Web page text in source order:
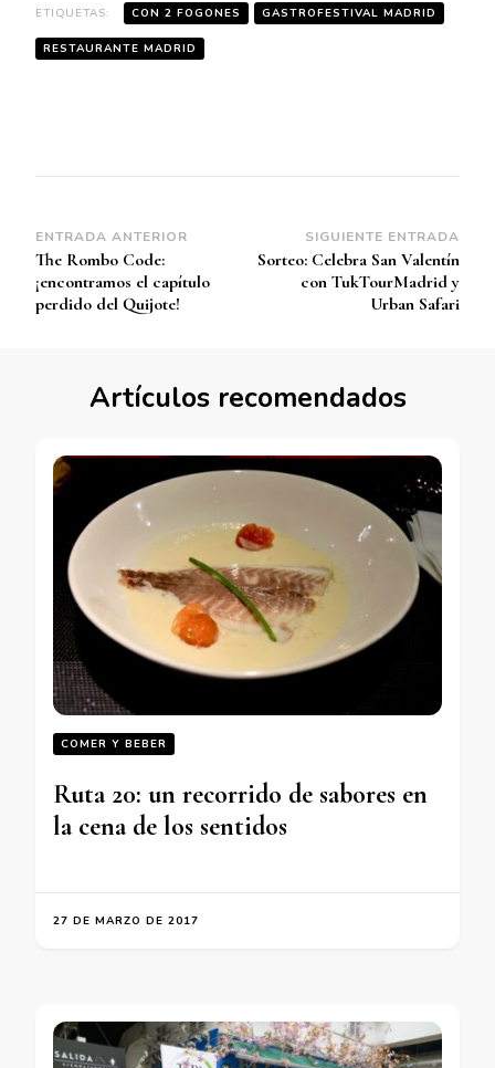
ETIQUETAS: CON 2 FOGONES GASTROFESTIVAL MADRID
RESTAURANTE MADRID
Navegación
de
entradas
ENTRADA ANTERIOR
The Rombo Code:
¡encontramos el capítulo
perdido del Quijote!
SIGUIENTE ENTRADA
Sorteo: Celebra San Valentín
con TukTourMadrid y
Urban Safari
Artículos recomendados
COMER Y BEBER
Ruta 20: un recorrido de sabores en
la cena de los sentidos
27 DE MARZO DE 2017